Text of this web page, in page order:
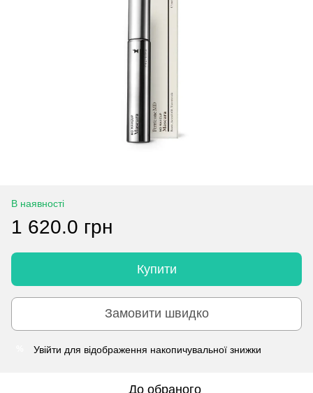
В наявності
1 620.0 грн
Купити
Замовити швидко
Увійти для відображення накопичувальної знижки
До обраного